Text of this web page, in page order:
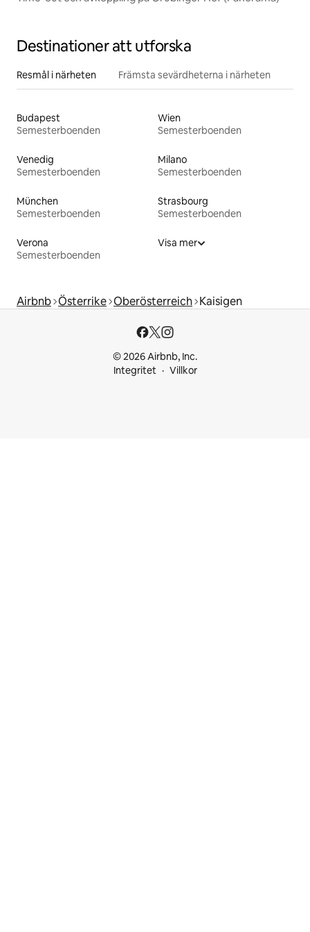
Destinationer att utforska
Resmål i närheten Främsta sevärdheterna i närheten
Budapest
Semesterboenden
Wien
Semesterboenden
Venedig
Semesterboenden
Milano
Semesterboenden
München
Semesterboenden
Strasbourg
Semesterboenden
Verona
Semesterboenden
Visa mer
Airbnb Österrike Oberösterreich Kaisigen
© 2026 Airbnb, Inc.
Integritet
Villkor